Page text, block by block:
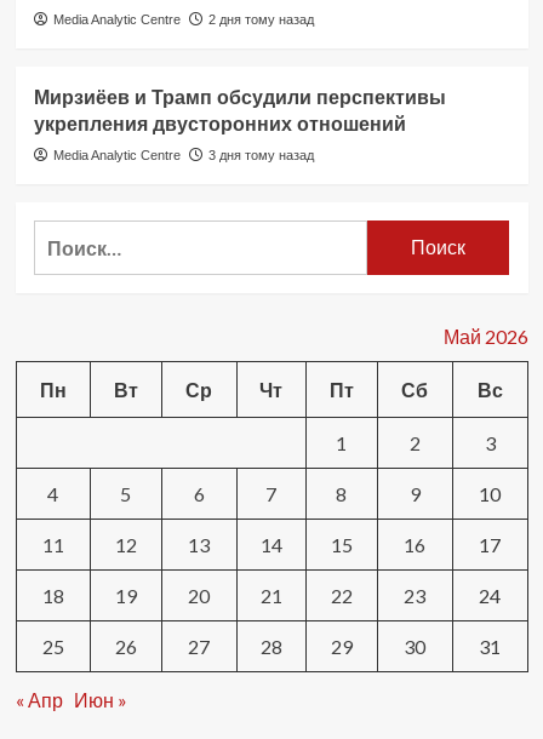
Media Analytic Centre 2 дня тому назад
Мирзиёев и Трамп обсудили перспективы
укрепления двусторонних отношений
Media Analytic Centre 3 дня тому назад
Май 2026
Пн Вт Ср Чт Пт Сб Вс
1 2 3
4 5 6 7 8 9 10
11 12 13 14 15 16 17
18 19 20 21 22 23 24
25 26 27 28 29 30 31
« Апр Июн »